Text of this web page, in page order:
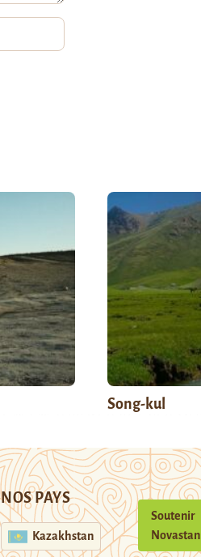
Song-kul
NOS PAYS
Kazakhstan
Soutenir
Novastan